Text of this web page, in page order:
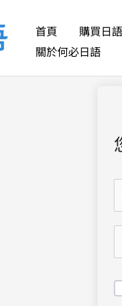
首頁 購買日
關於何必日語